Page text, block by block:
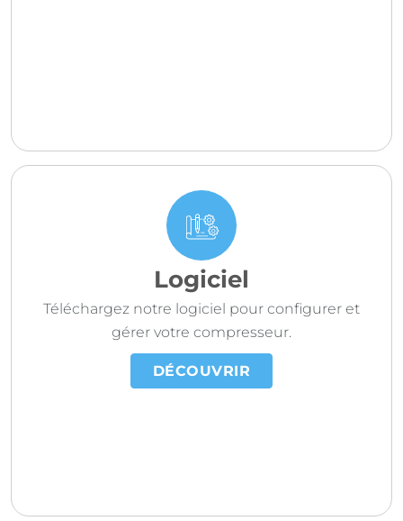
Logiciel
Téléchargez notre logiciel pour configurer et
gérer votre compresseur.
DÉCOUVRIR